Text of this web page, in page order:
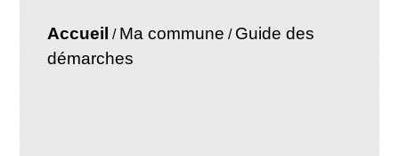
Accueil / Ma commune / Guide des
démarches